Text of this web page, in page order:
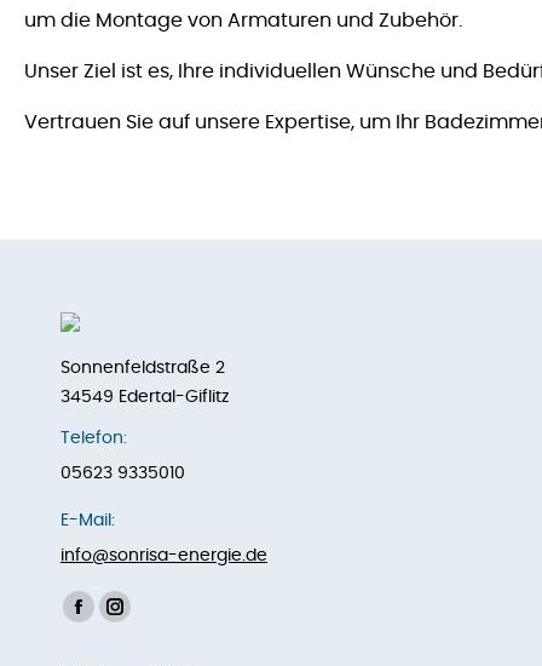
um die Montage von Armaturen und Zubehör.
Unser Ziel ist es, Ihre individuellen Wünsche und
Vertrauen Sie auf unsere Expertise, um Ihr
Sonnenfeldstraße 2
34549 Edertal-Giflitz
Telefon:
05623 9335010
E-Mail:
info@sonrisa-energie.de
Finden Sie uns auf:
FacebookInstagram